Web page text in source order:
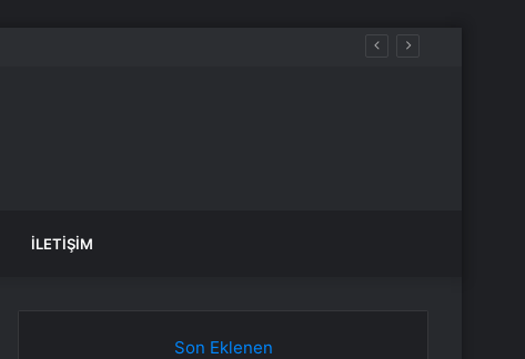
İLETIŞIM
Son Eklenen